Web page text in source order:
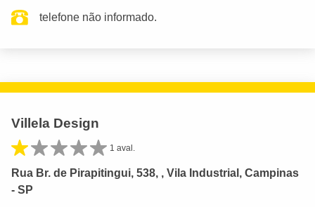
telefone não informado.
Villela Design
1 aval.
Rua Br. de Pirapitingui, 538, , Vila Industrial, Campinas
- SP